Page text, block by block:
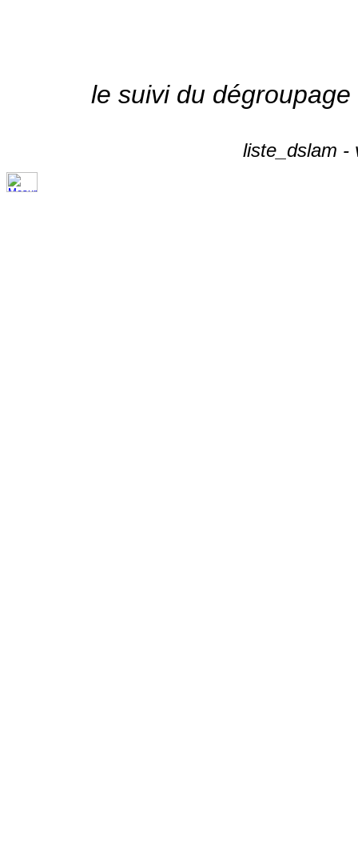
le suivi du
liste_dslam -